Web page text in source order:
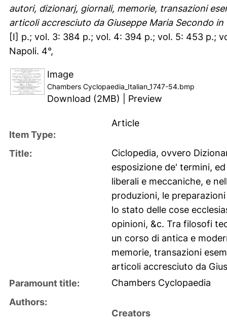
autori, dizionarj, giornali, memorie, transazioni
articoli accresciuto da Giuseppe Maria Secondo
[I] p.; vol. 3: 384 p.; vol. 4: 394 p.; vol. 5: 453 p.;
Napoli. 4°,
Image
Chambers Cyclopaedia_Italian_1747-54.bmp
Download (2MB) Preview
Item Type:
Article
Title:
Ciclopedia, ovvero
esposizione de' termini,
liberali e meccaniche, e
produzioni, le
lo stato delle cose
opinioni, &c. Tra filosofi
un corso di antica e
memorie, transazioni
articoli accresciuto da
Paramount title:
Chambers Cyclopaedia
Authors:
Creators